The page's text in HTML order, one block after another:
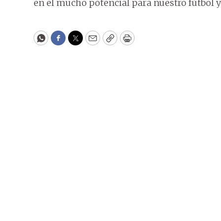
en el mucho potencial para nuestro fútbol
WhatsApp
Facebook
Twitter
EmailCopyPrint